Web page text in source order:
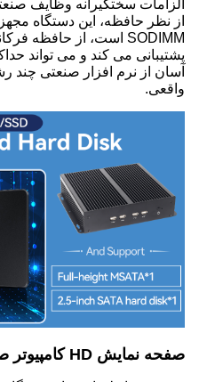
الزامات سختگیرانه وظایف
آسان از نرم افزار صنعتی چند
واقعی.
صفحه نمایش HD کامپیوتر صنعتی اینتل پنتیوم بدون فن: